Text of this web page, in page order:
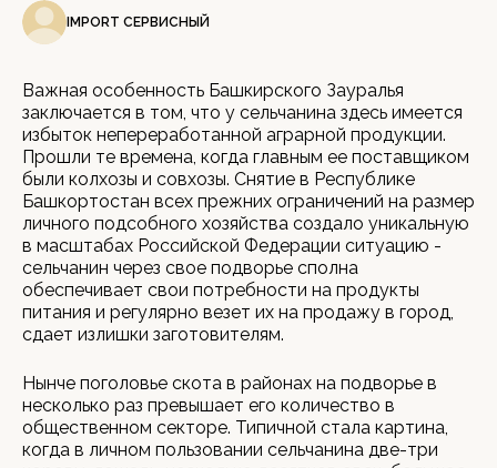
IMPORT СЕРВИСНЫЙ
Важная особенность Башкирского Зауралья
заключается в том, что у сельчанина здесь имеется
избыток непереработанной аграрной продукции.
Прошли те времена, когда главным ее поставщиком
были колхозы и совхозы. Снятие в Республике
Башкортостан всех прежних ограничений на размер
личного подсобного хозяйства создало уникальную
в масштабах Российской Федерации ситуацию -
сельчанин через свое подворье сполна
обеспечивает свои потребности на продукты
питания и регулярно везет их на продажу в город,
сдает излишки заготовителям.
Нынче поголовье скота в районах на подворье в
несколько раз превышает его количество в
общественном секторе. Типичной стала картина,
когда в личном пользовании сельчанина две-три